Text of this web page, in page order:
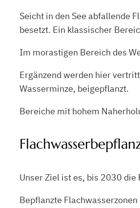
Seicht in den See abfallende
besetzt. Ein klassischer
Im morastigen Bereich des
Ergänzend werden hier
Wasserminze, beigepflanzt.
Bereiche mit hohem
Unser Ziel ist es, bis 2030 die
Bepflanzte